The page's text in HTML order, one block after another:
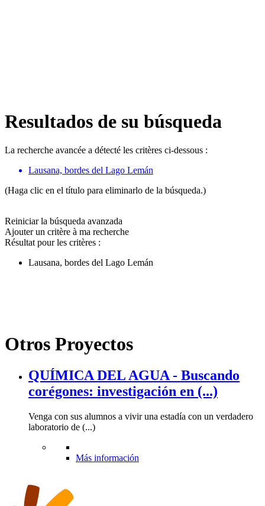
Resultados de su búsqueda
La recherche avancée a détecté les critères ci-dessous :
Lausana, bordes del Lago Lemán
(Haga clic en el título para eliminarlo de la búsqueda.)
Reiniciar la búsqueda avanzada
Ajouter un critère à ma recherche
Résultat pour les critères :
Lausana, bordes del Lago Lemán
Otros Proyectos
QUÍMICA DEL AGUA - Buscando
corégones: investigación en (...)
Venga con sus alumnos a vivir una estadía con un verdadero
laboratorio de (...)
Más información